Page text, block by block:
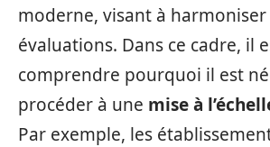
moderne, visant à harmoniser
évaluations. Dans ce cadre, il
comprendre pourquoi il est
procéder à une mise à
Par exemple, les